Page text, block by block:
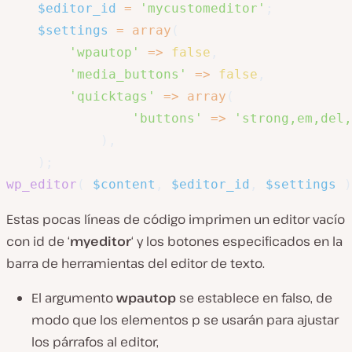
$editor_id
= 'mycustomeditor'
$settings
= array
'wpautop'
=> false
'media_buttons'
=> false
'quicktags'
=> array
'buttons'
=>
wp_editor
$content $editor_id $settings
Estas pocas líneas de código imprimen un editor vacío
con id de ‘myeditor‘ y los botones especificados en la
barra de herramientas del editor de texto.
El argumentowpautop se establece en falso, de
modo que los elementos p se usarán para ajustar
los párrafos al editor,